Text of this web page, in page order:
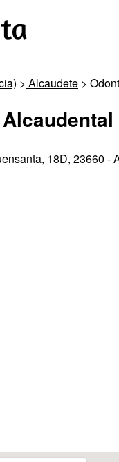
> Alcaudete >
18D, 23660 -